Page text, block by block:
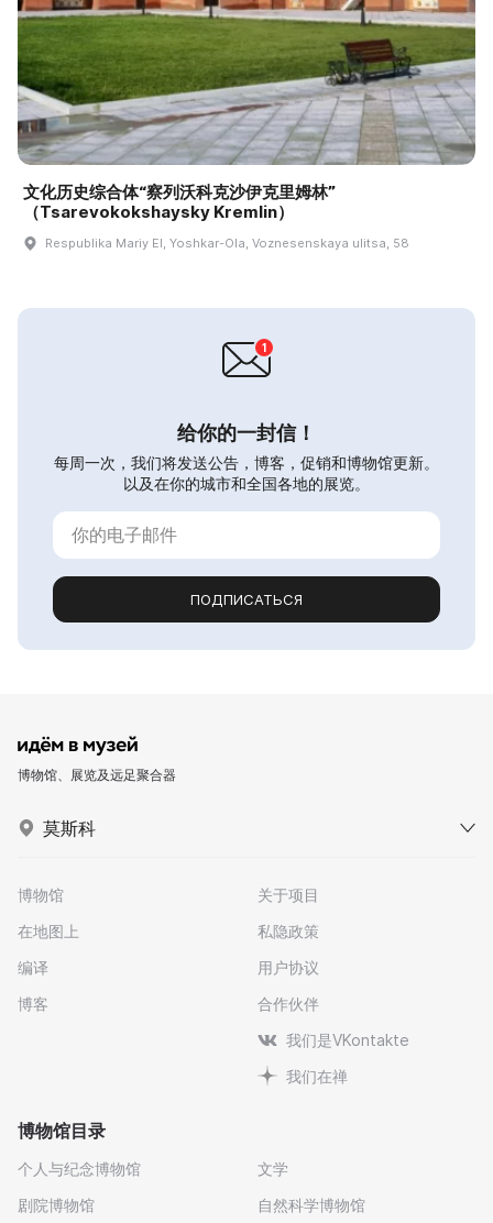
文化历史综合体“察列沃科克沙伊克里姆林”
（Tsarevokokshaysky Kremlin）
Respublika Mariy El, Yoshkar-Ola, Voznesenskaya ulitsa, 58
给你的一封信！
每周一次，我们将发送公告，博客，促销和博物馆更新。
以及在你的城市和全国各地的展览。
ПОДПИСАТЬСЯ
博物馆、展览及远足聚合器
莫斯科
博物馆
在地图上
编译
博客
关于项目
私隐政策
用户协议
合作伙伴
我们是VKontakte
我们在禅
博物馆目录
个人与纪念博物馆
剧院博物馆
文学
自然科学博物馆